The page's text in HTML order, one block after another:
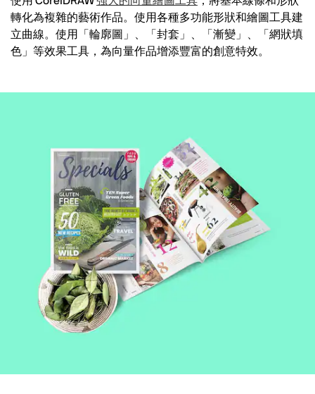
轉化為複雜的藝術作品。使用各種多功能形狀和繪圖工具建
立曲線。使用「輪廓圖」、「封套」、「漸變」、「網狀填
色」等效果工具，為向量作品增添豐富的創意特效。